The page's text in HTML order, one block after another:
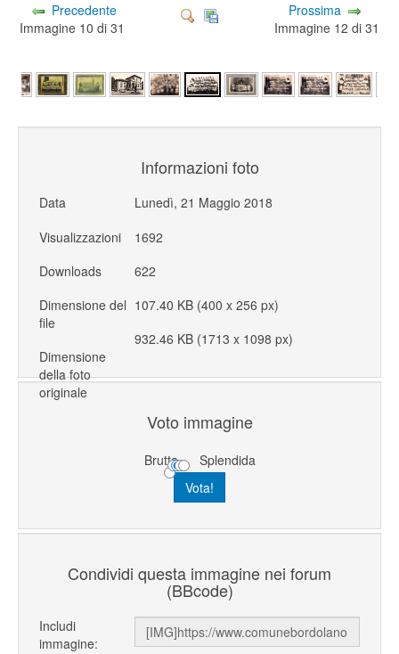
Precedente
Immagine 10 di 31
Prossima
Immagine 12 di 31
Informazioni foto
Data
Lunedì, 21 Maggio 2018
Visualizzazioni
1692
Downloads
622
Dimensione del
file
107.40 KB (400 x 256 px)
Dimensione
della foto
originale
932.46 KB (1713 x 1098 px)
Voto immagine
Brutta Splendida
Condividi questa immagine nei forum
(BBcode)
Includi
immagine: